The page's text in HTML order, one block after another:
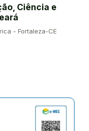
Ciência e
- Fortaleza-CE